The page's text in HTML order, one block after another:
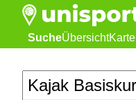
SucheÜbersichtKarte